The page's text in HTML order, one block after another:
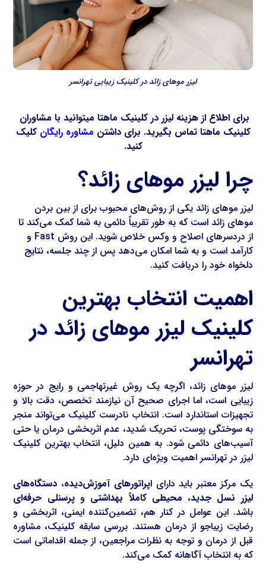
لیزر موهای زائد در کلینیک زیبایی تهرانسر
برای اطلاع از هزینه لیزر در کلینیک ماهتا میتوانید با مشاوران
کلینیک ماهتا تماس بگیرید. برای داشتن مشاوره رایگان کلیک
کنید.
چرا لیزر موهای زائد؟
لیزر موهای زائد یکی از روش‌های محبوب برای از بین بردن
موهای زائد است که به طور تقریباً دائمی به شما کمک می‌کند تا
از دردسرهای اصلاح و وکس خلاص شوید. این روش Fast و
کارآمد است و به شما امکان می‌دهد پس از چند جلسه، نتایج
دلخواه خود را دریافت کنید.
اهمیت انتخاب بهترین
کلینیک لیزر موهای زائد در
تهرانسر
لیزر موهای زائد، اگرچه یک روش غیرتهاجمی و رایج در حوزه
زیبایی است، اما اجرای صحیح آن نیازمند تخصص، دقت بالا و
تجهیزات استاندارد است. انتخاب نادرست کلینیک می‌تواند منجر
به سوختگی پوست، تحریک شدید، عدم اثربخشی درمان یا حتی
آسیب‌های دائمی شود. به همین دلیل، انتخاب بهترین کلینیک
لیزر در تهرانسر اهمیت ویژه‌ای دارد.
یک مرکز معتبر باید دارای اپراتورهای آموزش‌دیده، دستگاه‌های
لیزر نسل جدید، محیطی کاملاً بهداشتی وپرسنلی حرفه‌ای
باشد. این عوامل در کنار هم، تضمین‌کننده ایمنی، اثربخشی و
رضایت زیباجو از درمان هستند. بررسی سابقه کلینیک، مشاوره
قبل از درمان و توجه به نظرات مراجعین، از جمله اقداماتی است
که به انتخاب آگاهانه کمک می‌کند.